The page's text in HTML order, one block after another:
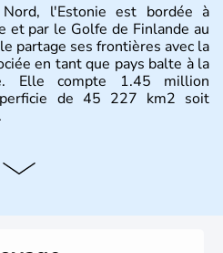
l'Estonie est bordée à
et par le Golfe de Finlande au
partage ses frontières avec la
en tant que pays balte à la
Elle compte 1.45 million
de 45 227 km2 soit